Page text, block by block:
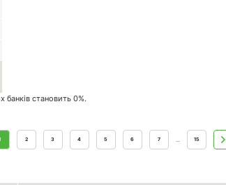
банків становить 0%.
2 3 4 5 6 7 ... 15